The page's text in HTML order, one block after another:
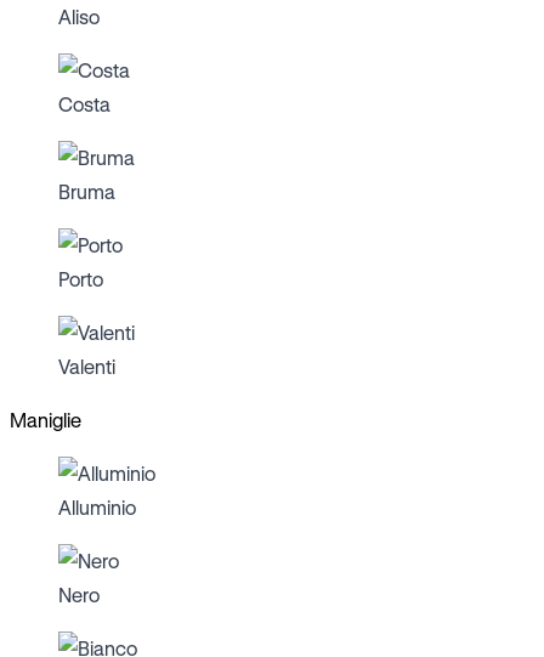
Aliso
Costa
Bruma
Porto
Valenti
Maniglie
Alluminio
Nero